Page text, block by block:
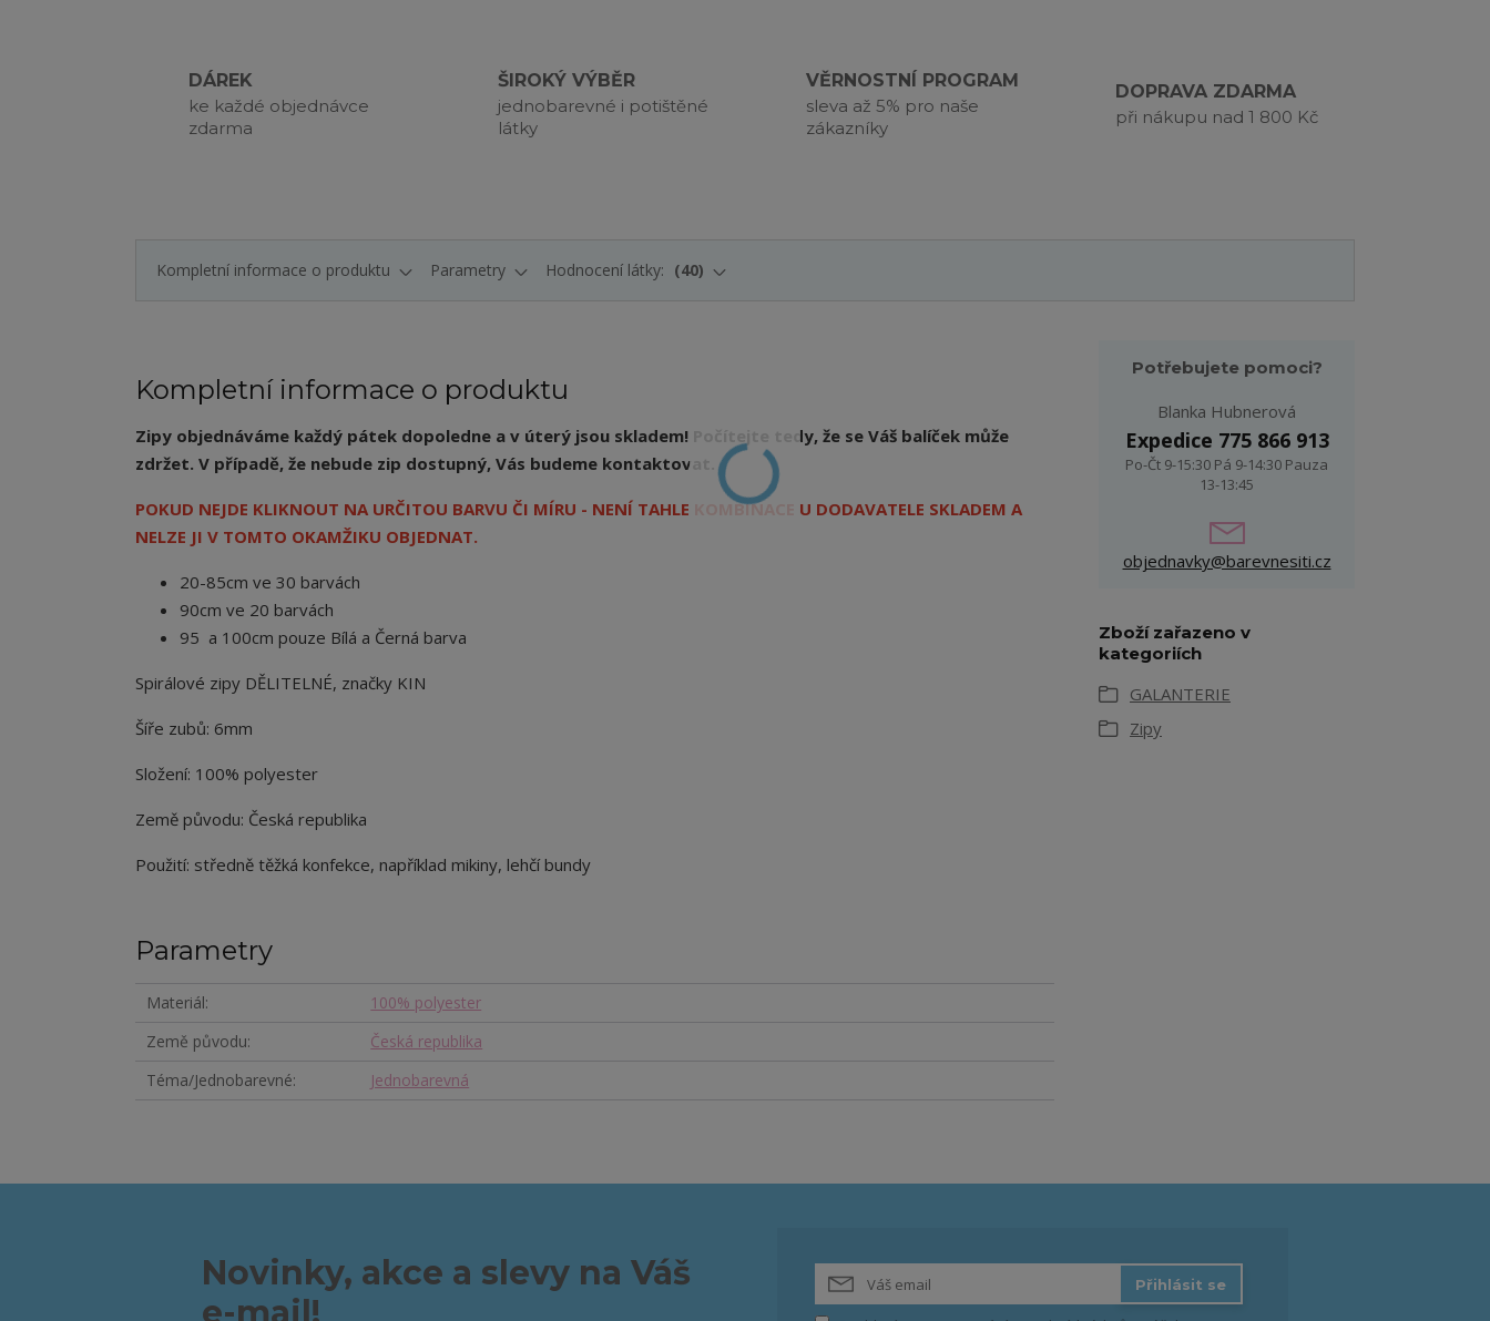
DÁREK
ke každé objednávce
zdarma
ŠIROKÝ VÝBĚR
jednobarevné i potištěné
látky
VĚRNOSTNÍ PROGRAM
sleva až 5% pro naše
zákazníky
DOPRAVA ZDARMA
při nákupu nad 1 800 Kč
Kompletní informace o produktu Parametry Hodnocení látky: 40
Kompletní informace o produktu
Zipy objednáváme každý pátek dopoledne a v úterý jsou skladem! Počítejte tedy, že se Váš balíček může
zdržet. V případě, že nebude zip dostupný, Vás budeme kontaktovat.
POKUD NEJDE KLIKNOUT NA URČITOU BARVU ČI MÍRU - NENÍ TAHLE KOMBINACE U DODAVATELE SKLADEM A
NELZE JI V TOMTO OKAMŽIKU OBJEDNAT.
20-85cm ve 30 barvách
90cm ve 20 barvách
95 a 100cm pouze Bílá a Černá barva
Spirálové zipy DĚLITELNÉ, značky KIN
Šíře zubů: 6mm
Složení: 100% polyester
Země původu: Česká republika
Použití: středně těžká konfekce, například mikiny, lehčí bundy
Parametry
Materiál
100% polyester
Země původu
Česká republika
Téma/Jednobarevné
Jednobarevná
Potřebujete pomoci?
Blanka Hubnerová
Expedice 775 866 913
Po-Čt 9-15:30 Pá 9-14:30 Pauza
13-13:45
objednavky@barevnesiti.cz
Zboží zařazeno v
kategoriích
GALANTERIE
Zipy
Novinky, akce a slevy na Váš
e-mail!
Přihlásit se